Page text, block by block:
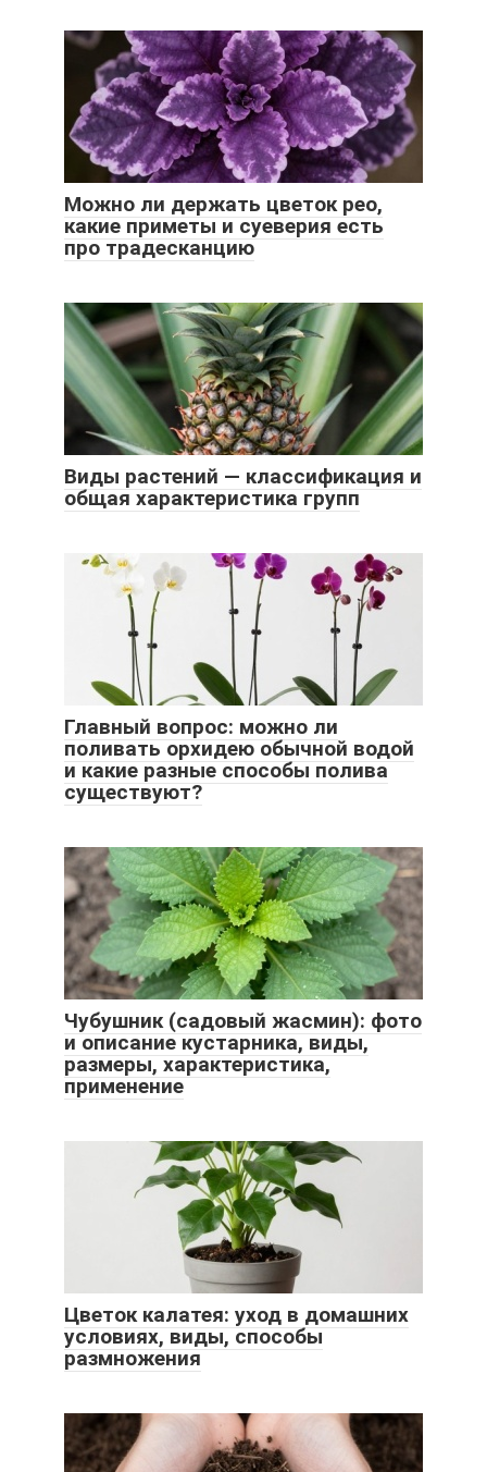
Можно ли держать цветок рео,
какие приметы и суеверия есть
про традесканцию
Виды растений — классификация и
общая характеристика групп
Главный вопрос: можно ли
поливать орхидею обычной водой
и какие разные способы полива
существуют?
Чубушник (садовый жасмин): фото
и описание кустарника, виды,
размеры, характеристика,
применение
Цветок калатея: уход в домашних
условиях, виды, способы
размножения